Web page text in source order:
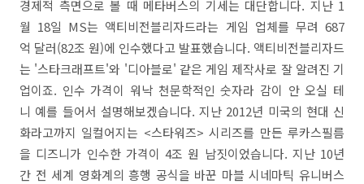
경제적 측면으로 볼 때 메타버스의 기세는 대단합니다. 지난 1
월 18일 MS는 액티비전블리자드라는 게임 업체를 무려 687
억 달러(82조 원)에 인수했다고 발표했습니다. 액티비전블리자드
는 '스타크래프트'와 '디아블로' 같은 게임 제작사로 잘 알려진 기
업이죠. 인수 가격이 워낙 천문학적인 숫자라 감이 안 오실 테
니 예를 들어서 설명해보겠습니다. 지난 2012년 미국의 현대 신
화라고까지 일컬어지는 <스타워즈> 시리즈를 만든 루카스필름
을 디즈니가 인수한 가격이 4조 원 남짓이었습니다. 지난 10년
간 전 세계 영화계의 흥행 공식을 바꾼 마블 시네마틱 유니버스